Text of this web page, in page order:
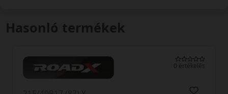
Hasonló termékek
0 értékelés